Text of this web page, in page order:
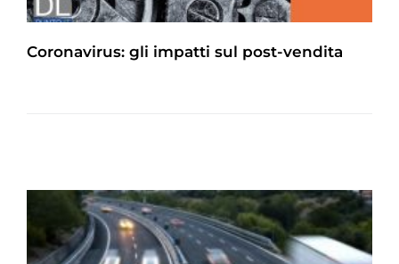
Coronavirus: gli impatti sul post-vendita